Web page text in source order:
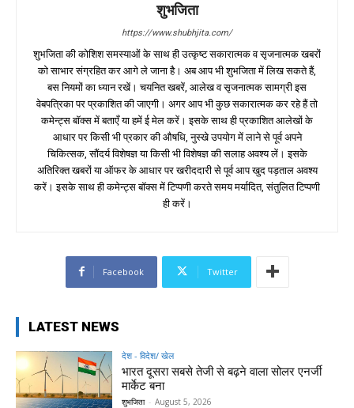
शुभजिता
https://www.shubhjita.com/
शुभजिता की कोशिश समस्याओं के साथ ही उत्कृष्ट सकारात्मक व सृजनात्मक खबरों
को साभार संग्रहित कर आगे ले जाना है। अब आप भी शुभजिता में लिख सकते हैं,
बस नियमों का ध्यान रखें। चयनित खबरें, आलेख व सृजनात्मक सामग्री इस
वेबपत्रिका पर प्रकाशित की जाएगी। अगर आप भी कुछ सकारात्मक कर रहे हैं तो
कमेन्ट्स बॉक्स में बताएँ या हमें ई मेल करें। इसके साथ ही प्रकाशित आलेखों के
आधार पर किसी भी प्रकार की औषधि, नुस्खे उपयोग में लाने से पूर्व अपने
चिकित्सक, सौंदर्य विशेषज्ञ या किसी भी विशेषज्ञ की सलाह अवश्य लें। इसके
अतिरिक्त खबरों या ऑफर के आधार पर खरीददारी से पूर्व आप खुद पड़ताल अवश्य
करें। इसके साथ ही कमेन्ट्स बॉक्स में टिप्पणी करते समय मर्यादित, संतुलित टिप्पणी
ही करें।
Facebook Twitter
LATEST NEWS
देश - विदेश/ खेल
भारत दूसरा सबसे तेजी से बढ़ने वाला सोलर एनर्जी
मार्केट बना
शुभजिता - August 5, 2026